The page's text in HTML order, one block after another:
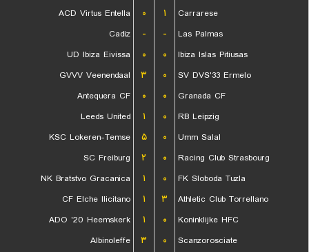
ACD Virtus Entella
۰ ۱
Carrarese
Cadiz
- -
Las Palmas
UD Ibiza Eivissa
۰ ۰
Ibiza Islas Pitiusas
GVVV Veenendaal
۳ ۰
SV DVS'33 Ermelo
Antequera CF
۰ ۰
Granada CF
Leeds United
۱ ۰
RB Leipzig
KSC Lokeren-Temse
۵ ۰
Umm Salal
SC Freiburg
۲ ۰
Racing Club Strasbourg
NK Bratstvo Gracanica
۱ ۰
FK Sloboda Tuzla
CF Elche Ilicitano
۱ ۳
Athletic Club Torrellano
ADO '20 Heemskerk
۱ ۰
Koninklijke HFC
Albinoleffe
۳ ۰
Scanzorosciate